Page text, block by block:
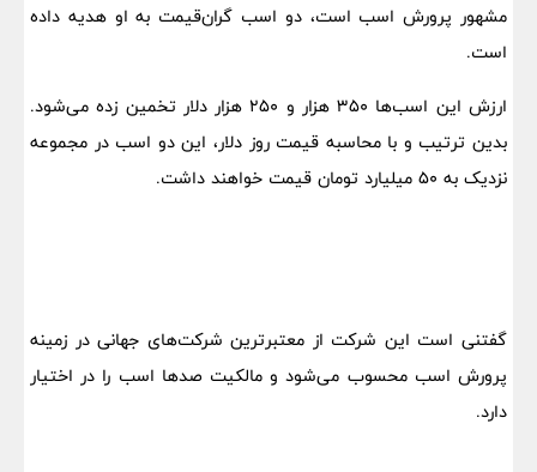
مشهور پرورش اسب است، دو اسب گران‌قیمت به او هدیه داده
است.
ارزش این اسب‌ها ۳۵۰ هزار و ۲۵۰ هزار دلار تخمین زده می‌شود.
بدین ترتیب و با محاسبه قیمت روز دلار، این دو اسب در مجموعه
نزدیک به ۵۰ میلیارد تومان قیمت خواهند داشت.
گفتنی است این شرکت از معتبرترین شرکت‌های جهانی در زمینه
پرورش اسب محسوب می‌شود و مالکیت صد‌ها اسب را در اختیار
دارد.